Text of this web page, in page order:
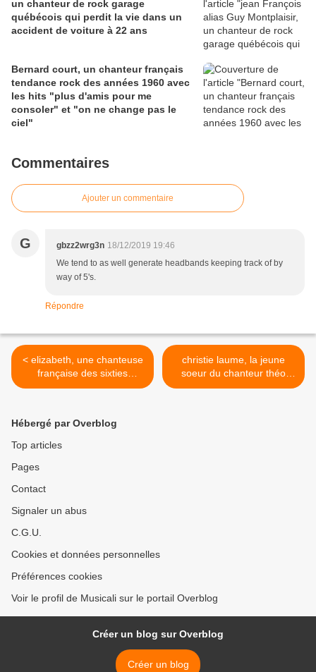
un chanteur de rock garage
québécois qui perdit la vie dans un
accident de voiture à 22 ans
Bernard court, un chanteur français
tendance rock des années 1960 avec
les hits "plus d'amis pour me
consoler" et "on ne change pas le
ciel"
Commentaires
Ajouter un commentaire
G gbzz2wrg3n 18/12/2019 19:46
We tend to as well generate headbands keeping track of by
way of 5's.
Répondre
< elizabeth, une chanteuse
française des sixties
connue pour son titre
christie laume, la jeune
soeur du chanteur théo
sarapo qui lui suggéra de
Hébergé par Overblog
Top articles
Pages
Contact
Signaler un abus
C.G.U.
Cookies et données personnelles
Préférences cookies
Voir le profil de Musicali sur le portail Overblog
Créer un blog sur Overblog
Créer un blog